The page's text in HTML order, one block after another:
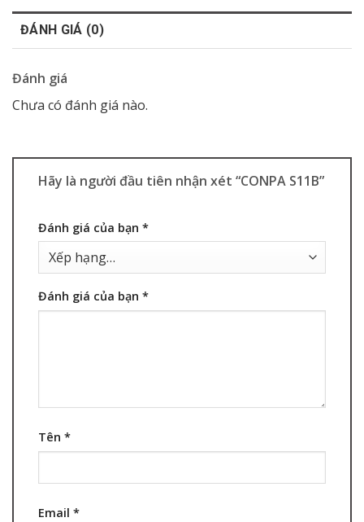
ĐÁNH GIÁ (0)
Đánh giá
Chưa có đánh giá nào.
Hãy là người đầu tiên nhận xét “CONPA S11B”
Đánh giá của bạn *
Đánh giá của bạn *
Tên *
Email *